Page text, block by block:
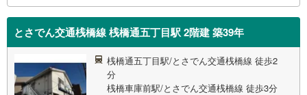
とさでん交通桟橋線 桟橋通五丁目駅 2階建 築39年
桟橋通五丁目駅/とさでん交通桟橋線 徒歩2
分
桟橋車庫前駅/とさでん交通桟橋線 徒歩3分